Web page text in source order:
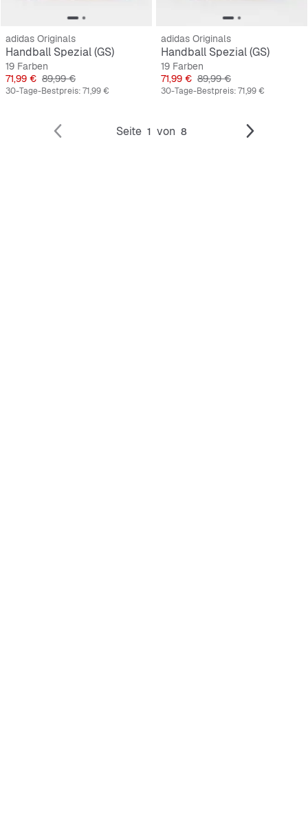
adidas Originals
Handball Spezial (GS)
19 Farben
Preis
71,99 € Originalpreis
89,99 €
30-Tage-Bestpreis:71,99 €
adidas Originals
Handball Spezial (GS)
19 Farben
Preis
71,99 € Originalpreis
89,99 €
30-Tage-Bestpreis:71,99 €
Seite 1 von 8